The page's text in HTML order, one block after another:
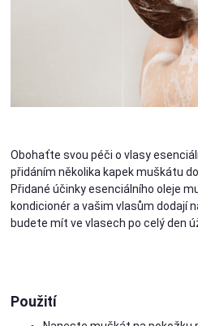
Obohaťte svou péči o vlasy
přidáním několika kapek muškátu
Přidané účinky esenciálního oleje
kondicionér a vašim vlasům dodají
budete mít ve vlasech po celý den
Použití